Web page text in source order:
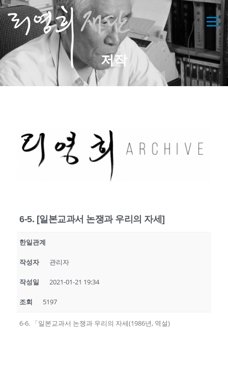
콘
텐
츠
로
바
로
가
기
메뉴
저작
6-5. [일본교과서 논쟁과 우리의 자세]
한일관계
작성자 관리자
작성일 2021-01-21 19:34
조회 5197
6-6. 「일본교과서 논쟁과 우리의 자세(1986년, 역설)